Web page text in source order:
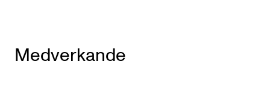
Medverkande